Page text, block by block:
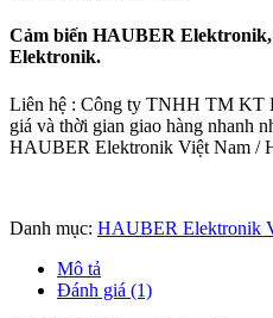
Cảm biến HAUBER
Elektronik.
Liên hệ : Công ty TNHH TM KT
giá và thời gian giao hàng nhanh
HAUBER Elektronik Việt Nam /
Danh mục: HAUBER Elektronik
Mô tả
Đánh giá (1)